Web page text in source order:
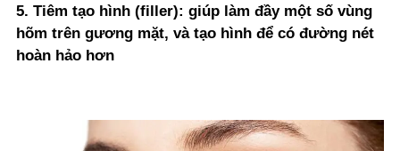
5. Tiêm tạo hình (filler): giúp làm đầy một số vùng
hõm trên gương mặt, và tạo hình để có đường nét
hoàn hảo hơn